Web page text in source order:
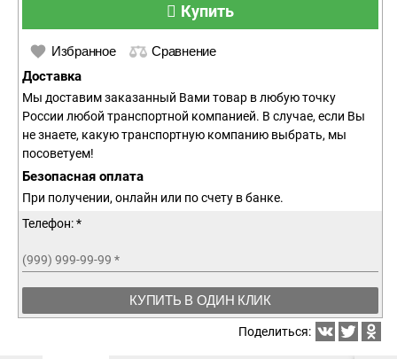
Купить
Избранное Сравнение
Доставка
Мы доставим заказанный Вами товар в любую точку
России любой транспортной компанией. В случае, если Вы
не знаете, какую транспортную компанию выбрать, мы
посоветуем!
Безопасная оплата
При получении, онлайн или по счету в банке.
Телефон: *
(999) 999-99-99 *
КУПИТЬ В ОДИН КЛИК
Поделиться: